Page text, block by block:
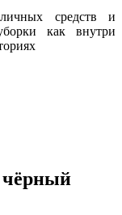
средств и
как внутри
чёрный